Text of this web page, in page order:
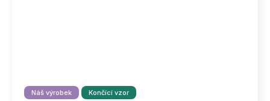
Náš výrobek Končící vzor